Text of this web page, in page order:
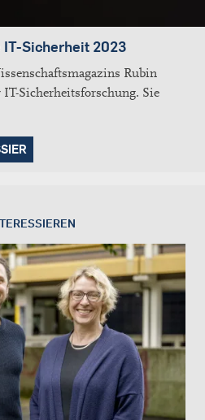
Sicherheit 2023
Rubin
Sicherheitsforschung. Sie